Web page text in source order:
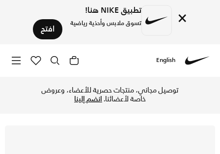
× تطبيق NIKE هنا!
تسوق ملابس وأحذية رياضية افتح
English
توصيل مجاني، منتجات حصرية للأعضاء، وعروض
خاصة لأعضائنا.انضم إلينا